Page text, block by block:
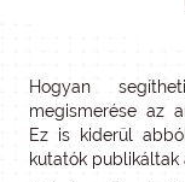
Hogyan
megismerése az
Ez is kiderül
kutatók publikáltak